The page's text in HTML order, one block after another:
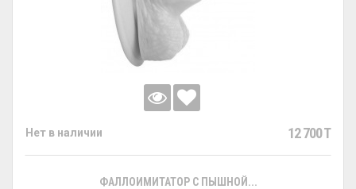
Нет в наличии 12 700 T
ФАЛЛОИМИТАТОР С ПЫШНОЙ...